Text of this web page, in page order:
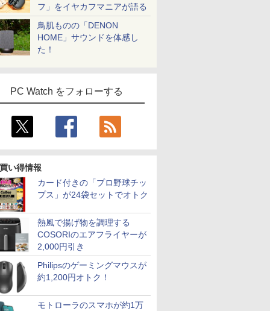
フ」をイヤカフマニアが語る
鳥肌ものの「DENON
HOME」サウンドを体感し
た！
PC Watch をフォローする
い得情報
カード付きの「プロ野球チッ
プス」が24袋セットでオトク
熱風で揚げ物を調理する
COSORIのエアフライヤーが
2,000円引き
Philipsのゲーミングマウスが
約1,200円オトク！
モトローラのスマホが約1万